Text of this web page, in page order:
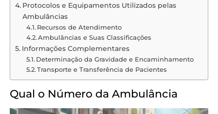
Protocolos e Equipamentos Utilizados pelas
Ambulâncias
Recursos de Atendimento
Ambulâncias e Suas Classificações
Informações Complementares
Determinação da Gravidade e Encaminhamento
Transporte e Transferência de Pacientes
Qual o Número da Ambulância